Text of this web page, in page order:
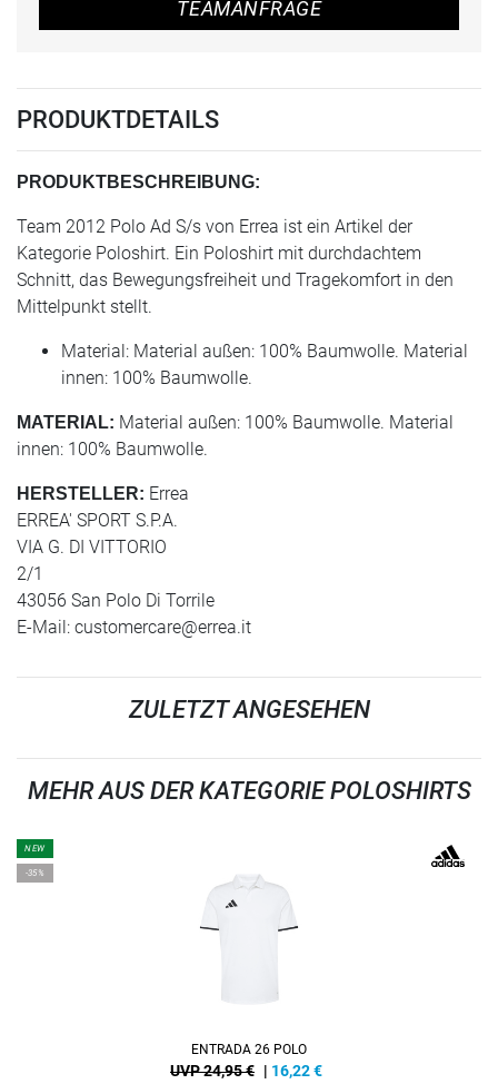
TEAMANFRAGE
PRODUKTDETAILS
PRODUKTBESCHREIBUNG:
Team 2012 Polo Ad S/s von Errea ist ein Artikel der
Kategorie Poloshirt. Ein Poloshirt mit durchdachtem
Schnitt, das Bewegungsfreiheit und Tragekomfort in den
Mittelpunkt stellt.
Material: Material außen: 100% Baumwolle. Material
innen: 100% Baumwolle.
MATERIAL: Material außen: 100% Baumwolle. Material
innen: 100% Baumwolle.
HERSTELLER: Errea
ERREA' SPORT S.P.A.
VIA G. DI VITTORIO
2/1
43056 San Polo Di Torrile
E-Mail: customercare@errea.it
ZULETZT ANGESEHEN
MEHR AUS DER KATEGORIE POLOSHIRTS
NEW
-35%
ENTRADA 26 POLO
UVP 24,95 € | 16,22€